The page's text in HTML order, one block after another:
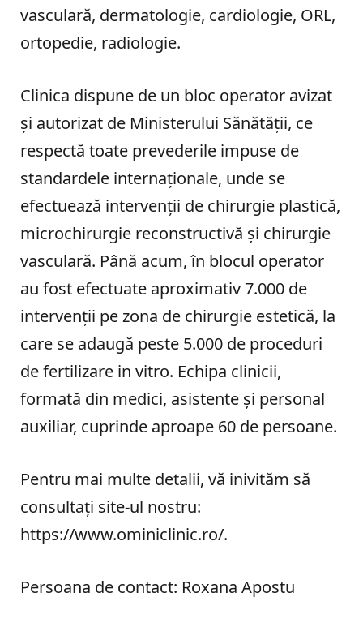
vasculară, dermatologie, cardiologie, ORL,
ortopedie, radiologie.
Clinica dispune de un bloc operator avizat
și autorizat de Ministerului Sănătății, ce
respectă toate prevederile impuse de
standardele internaționale, unde se
efectuează intervenții de chirurgie plastică,
microchirurgie reconstructivă și chirurgie
vasculară. Până acum, în blocul operator
au fost efectuate aproximativ 7.000 de
intervenții pe zona de chirurgie estetică, la
care se adaugă peste 5.000 de proceduri
de fertilizare in vitro. Echipa clinicii,
formată din medici, asistente și personal
auxiliar, cuprinde aproape 60 de persoane.
Pentru mai multe detalii, vă inivităm să
consultați site-ul nostru:
https://www.ominiclinic.ro/.
Persoana de contact: Roxana Apostu